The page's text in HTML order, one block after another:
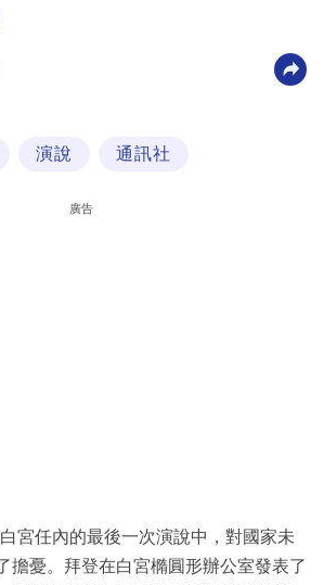
演說 通訊社
廣告
宮任內的最後一次演說中，對國家未
擔憂。拜登在白宮橢圓形辦公室發表了